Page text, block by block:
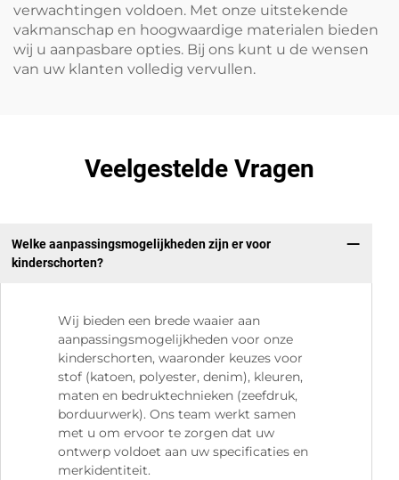
verwachtingen voldoen. Met onze uitstekende
vakmanschap en hoogwaardige materialen bieden
wij u aanpasbare opties. Bij ons kunt u de wensen
van uw klanten volledig vervullen.
Veelgestelde Vragen
Welke aanpassingsmogelijkheden zijn er voor
kinderschorten?
Wij bieden een brede waaier aan
aanpassingsmogelijkheden voor onze
kinderschorten, waaronder keuzes voor
stof (katoen, polyester, denim), kleuren,
maten en bedruktechnieken (zeefdruk,
borduurwerk). Ons team werkt samen
met u om ervoor te zorgen dat uw
ontwerp voldoet aan uw specificaties en
merkidentiteit.